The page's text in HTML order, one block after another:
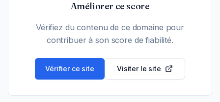
Améliorer ce score
Vérifiez du contenu de ce domaine pour
contribuer à son score de fiabilité.
Vérifier ce site Visiter le site